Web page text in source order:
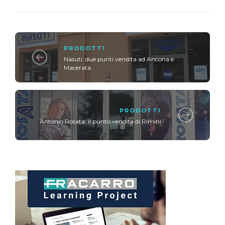
PRODOTTI
Nasuti: due punti vendita ad Ancona e
Macerata
PRODOTTI
Antonio Rosata: il punto vendita di Rimini